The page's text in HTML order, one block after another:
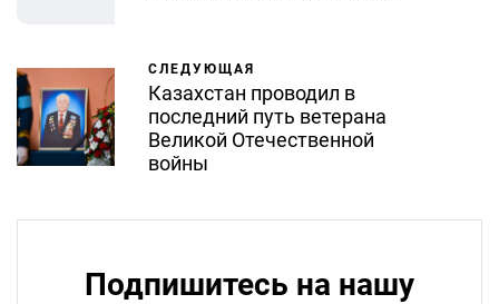
СЛЕДУЮЩАЯ
Казахстан проводил в
последний путь ветерана
Великой Отечественной
войны
Подпишитесь на нашу